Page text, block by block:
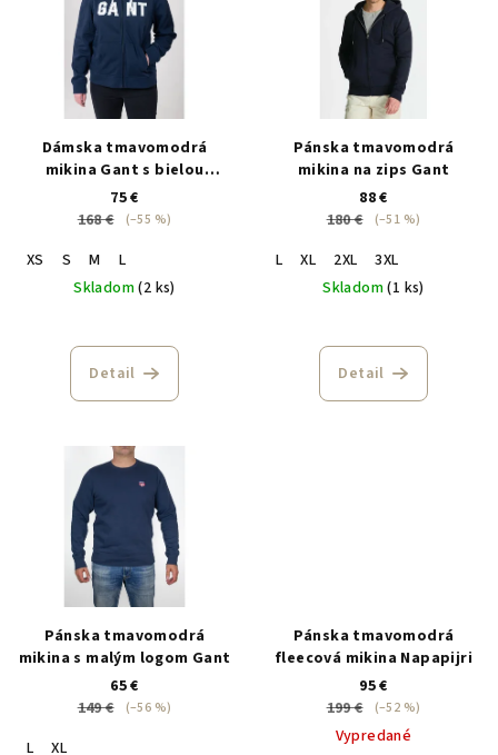
Dámska tmavomodrá
mikina Gant s bielou
potlačou a šnúrkami
75 €
168 €
(–55 %)
XS S M
L
Skladom(2 ks)
Detail
Pánska tmavomodrá
mikina na zips Gant
88 €
180 €
(–51 %)
L XL 2XL
3XL
Skladom(1 ks)
Detail
Pánska tmavomodrá
mikina s malým logom Gant
65 €
149 €
(–56 %)
L XL
Pánska tmavomodrá
fleecová mikina Napapijri
95 €
199 €
(–52 %)
Vypredané